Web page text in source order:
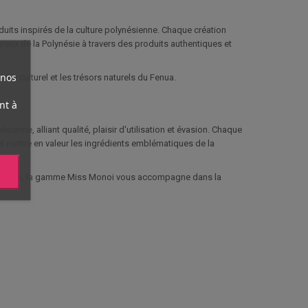
à
inspirés de la culture polynésienne. Chaque création
de la Polynésie à travers des produits authentiques et
culturel et les trésors naturels du Fenua.
alliant qualité, plaisir d'utilisation et évasion. Chaque
en valeur les ingrédients emblématiques de la
îles, la gamme Miss Monoi vous accompagne dans la